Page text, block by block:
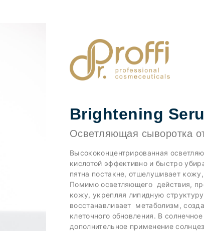
Brightening
Осветляющая сыворотка
Высококонцентрированная
кислотой эффективно и быстро
пятна постакне, отшелушивает
Помимо осветляющего действия,
кожу, укрепляя липидную
восстанавливает метаболизм,
клеточного обновления. В
дополнительное применение